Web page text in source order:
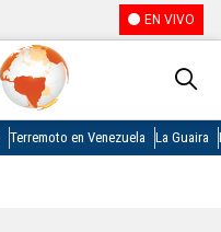
EN VIVO
Terremoto en Venezuela La Guaira